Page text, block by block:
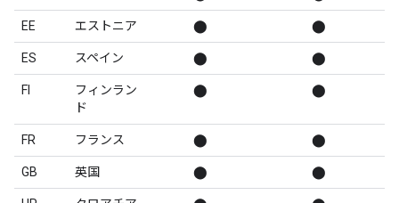
EE エストニア ⬤ ⬤
ES スペイン ⬤ ⬤
FI
フィンラン
ド
⬤ ⬤
FR フランス ⬤ ⬤
GB 英国 ⬤ ⬤